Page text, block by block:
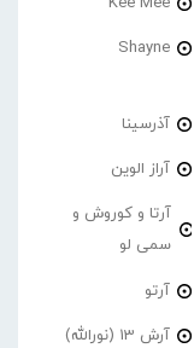
Shayne
آذرسینا
آراز الوین
آرتا و کوروش و
سمی لو
آرتو
آرش 13 (نورالله)